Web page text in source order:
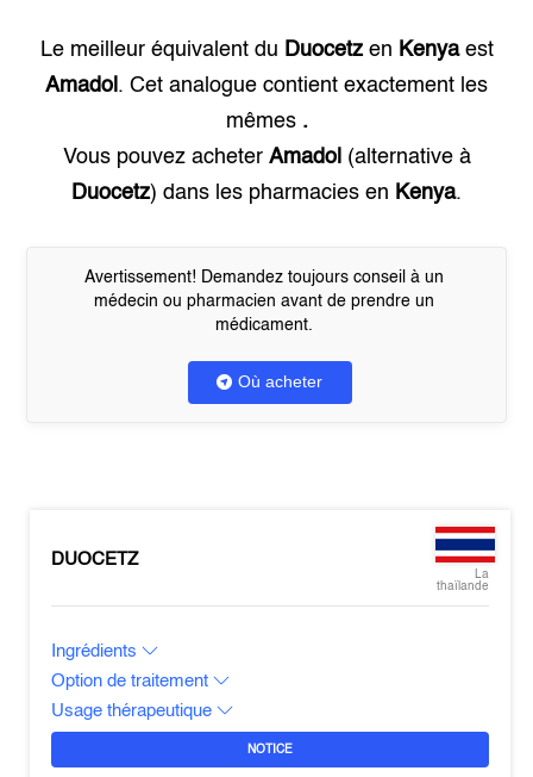
Le meilleur équivalent du Duocetzen Kenyaest
Amadol . Cet analogue contient exactement les
mêmes .
Vous pouvez acheter Amadol (alternative à
Duocetz) dans les pharmacies en Kenya.
Avertissement! Demandez toujours conseil à un
médecin ou pharmacien avant de prendre un
médicament.
Où acheter
DUOCETZ
La
thaïlande
Ingrédients
Option de traitement
Usage thérapeutique
NOTICE